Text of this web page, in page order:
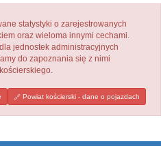
statystyki o zarejestrowanych
oraz wieloma innymi cechami.
jednostek administracyjnych
do zapoznania się z nimi
Powiat kościerski - dane o pojazdach